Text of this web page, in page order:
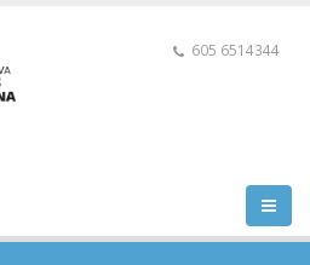
605 6514344